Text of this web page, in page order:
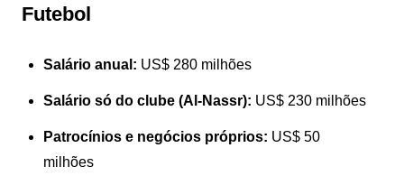
Futebol
Salário anual: US$ 280 milhões
Salário só do clube (Al-Nassr): US$ 230 milhões
Patrocínios e negócios próprios: US$ 50
milhões